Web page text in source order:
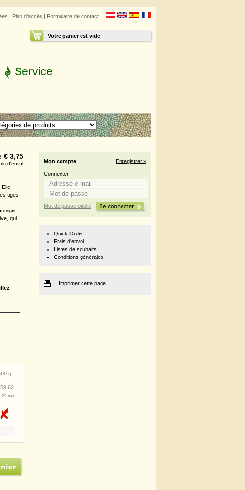
| Plan d'accès | Formulaire de contact
Votre panier est vide
Service
€ 3,75
d'envoi
Elle
tiges
qui
g
net
Mon compte Enregistrer »
Connecter
Mot de passe oublié
Quick Order
Frais d'envoi
Listes de souhaits
Conditions générales
Imprimer cette page